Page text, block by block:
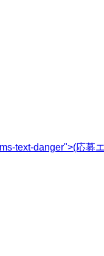
text-danger">(応募